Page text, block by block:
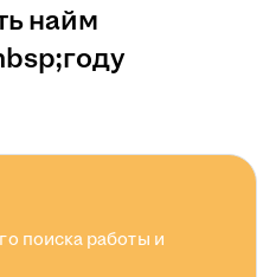
найм
поиска работы и